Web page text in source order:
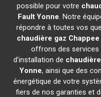
possible pour votre
Fault Yonne. Notre
répondre à toutes vos
chaudière gaz Chappee
offrons des services
d'installation de
Yonne, ainsi que des
énergétique de votre
fiers de nos garanties et